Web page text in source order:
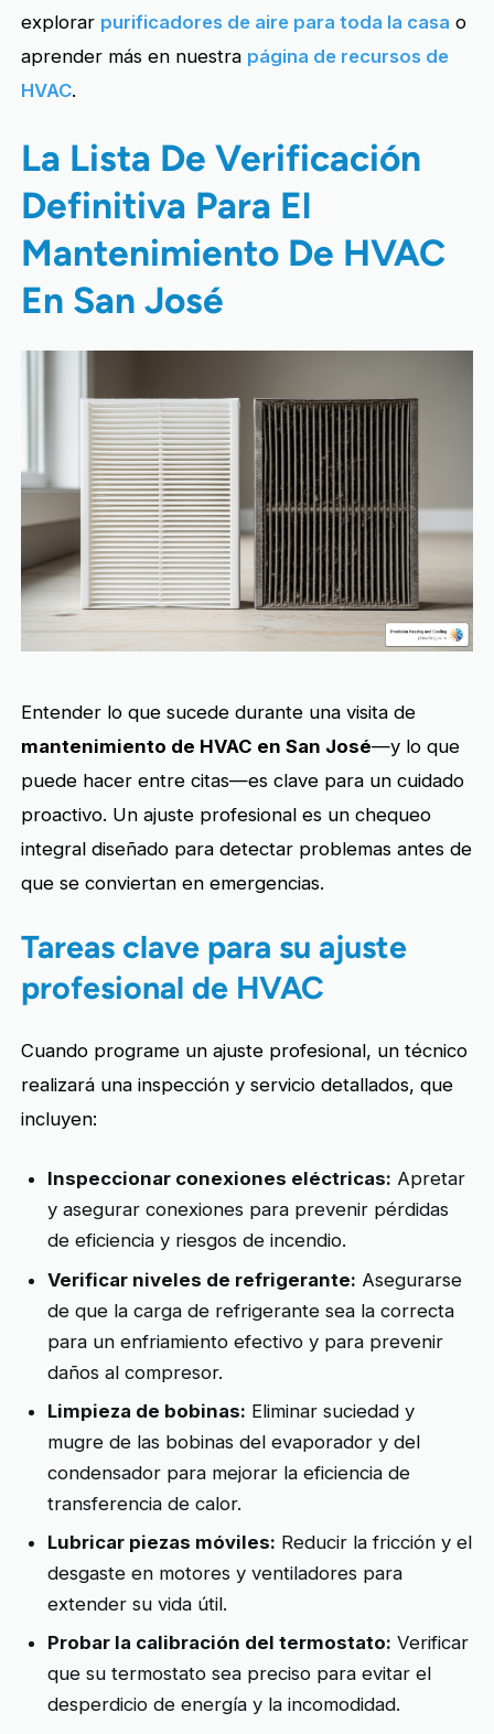
explorar purificadores de aire para toda la casa o
aprender más en nuestra página de recursos de
HVAC.
La Lista De Verificación
Definitiva Para El
Mantenimiento De HVAC
En San José
Entender lo que sucede durante una visita de
mantenimiento de HVAC en San José—y lo que
puede hacer entre citas—es clave para un cuidado
proactivo. Un ajuste profesional es un chequeo
integral diseñado para detectar problemas antes de
que se conviertan en emergencias.
Tareas clave para su ajuste
profesional de HVAC
Cuando programe un ajuste profesional, un técnico
realizará una inspección y servicio detallados, que
incluyen:
Inspeccionar conexiones eléctricas: Apretar
y asegurar conexiones para prevenir pérdidas
de eficiencia y riesgos de incendio.
Verificar niveles de refrigerante: Asegurarse
de que la carga de refrigerante sea la correcta
para un enfriamiento efectivo y para prevenir
daños al compresor.
Limpieza de bobinas: Eliminar suciedad y
mugre de las bobinas del evaporador y del
condensador para mejorar la eficiencia de
transferencia de calor.
Lubricar piezas móviles: Reducir la fricción y el
desgaste en motores y ventiladores para
extender su vida útil.
Probar la calibración del termostato: Verificar
que su termostato sea preciso para evitar el
desperdicio de energía y la incomodidad.